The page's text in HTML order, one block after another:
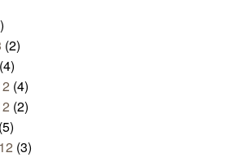
(2)
(4)
(4)
(2)
(5)
(3)